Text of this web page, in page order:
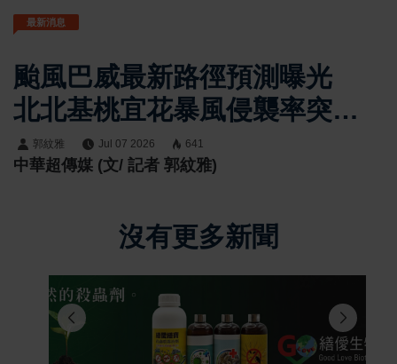
最新消息
颱風巴威最新路徑預測曝光
北北基桃宜花暴風侵襲率突破
八成 強颱恐成今年最具威脅
風王
郭紋雅 Jul 07 2026 641
中華超傳媒 (文/ 記者 郭紋雅)
沒有更多新聞